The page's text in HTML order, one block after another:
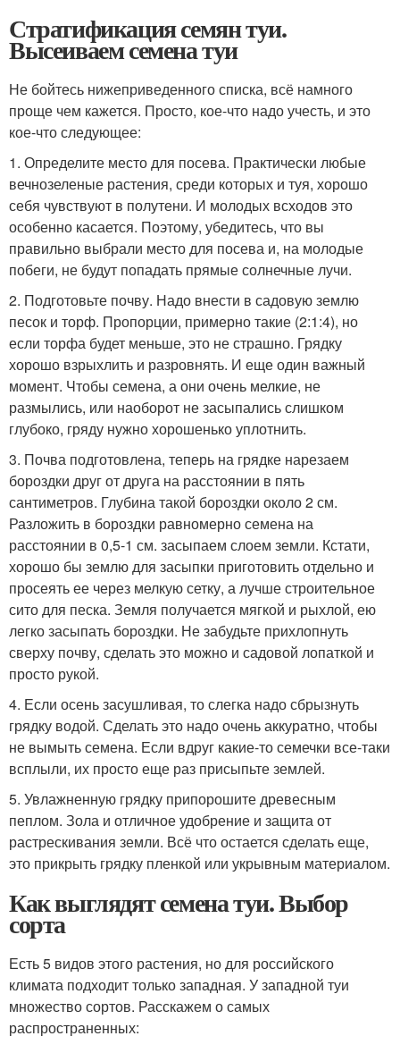
Стратификация семян туи.
Высеиваем семена туи
Не бойтесь нижеприведенного списка, всё намного
проще чем кажется. Просто, кое-что надо учесть, и это
кое-что следующее:
1. Определите место для посева. Практически любые
вечнозеленые растения, среди которых и туя, хорошо
себя чувствуют в полутени. И молодых всходов это
особенно касается. Поэтому, убедитесь, что вы
правильно выбрали место для посева и, на молодые
побеги, не будут попадать прямые солнечные лучи.
2. Подготовьте почву. Надо внести в садовую землю
песок и торф. Пропорции, примерно такие (2:1:4), но
если торфа будет меньше, это не страшно. Грядку
хорошо взрыхлить и разровнять. И еще один важный
момент. Чтобы семена, а они очень мелкие, не
размылись, или наоборот не засыпались слишком
глубоко, гряду нужно хорошенько уплотнить.
3. Почва подготовлена, теперь на грядке нарезаем
бороздки друг от друга на расстоянии в пять
сантиметров. Глубина такой бороздки около 2 см.
Разложить в бороздки равномерно семена на
расстоянии в 0,5-1 см. засыпаем слоем земли. Кстати,
хорошо бы землю для засыпки приготовить отдельно и
просеять ее через мелкую сетку, а лучше строительное
сито для песка. Земля получается мягкой и рыхлой, ею
легко засыпать бороздки. Не забудьте прихлопнуть
сверху почву, сделать это можно и садовой лопаткой и
просто рукой.
4. Если осень засушливая, то слегка надо сбрызнуть
грядку водой. Сделать это надо очень аккуратно, чтобы
не вымыть семена. Если вдруг какие-то семечки все-таки
всплыли, их просто еще раз присыпьте землей.
5. Увлажненную грядку припорошите древесным
пеплом. Зола и отличное удобрение и защита от
растрескивания земли. Всё что остается сделать еще,
это прикрыть грядку пленкой или укрывным материалом.
Как выглядят семена туи. Выбор
сорта
Есть 5 видов этого растения, но для российского
климата подходит только западная. У западной туи
множество сортов. Расскажем о самых
распространенных: